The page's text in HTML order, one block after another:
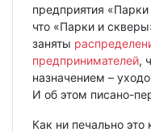
предприятия
что «Парки и
заняты
предпринимателей,
назначением –
И об этом писано-
Как ни печально это